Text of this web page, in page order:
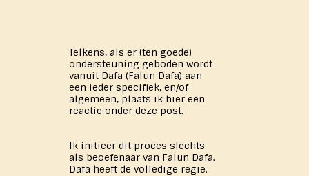
Telkens, als er (ten goede)
ondersteuning geboden wordt
vanuit Dafa (Falun Dafa) aan
een ieder specifiek, en/of
algemeen, plaats ik hier een
reactie onder deze post.
Ik initieer dit proces slechts
als beoefenaar van Falun Dafa.
Dafa heeft de volledige regie.